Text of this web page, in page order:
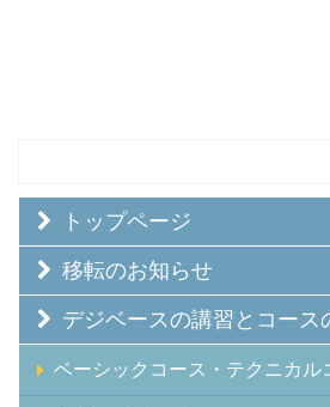
トップページ
移転のお知らせ
デジベースの講習とコース
ベーシックコース・テクニカル